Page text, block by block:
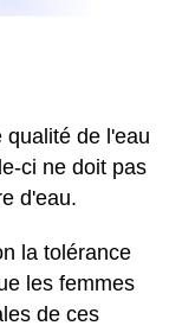
qualité de l'eau
ci ne doit pas
d'eau.
la tolérance
les femmes
de ces